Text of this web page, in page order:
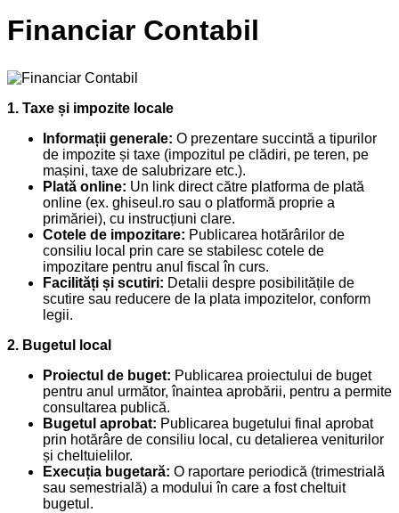
Financiar Contabil
1. Taxe și impozite locale
Informații generale: O prezentare succintă a tipurilor
de impozite și taxe (impozitul pe clădiri, pe teren, pe
mașini, taxe de salubrizare etc.).
Plată online: Un link direct către platforma de plată
online (ex. ghiseul.ro sau o platformă proprie a
primăriei), cu instrucțiuni clare.
Cotele de impozitare: Publicarea hotărârilor de
consiliu local prin care se stabilesc cotele de
impozitare pentru anul fiscal în curs.
Facilități și scutiri: Detalii despre posibilitățile de
scutire sau reducere de la plata impozitelor, conform
legii.
2. Bugetul local
Proiectul de buget: Publicarea proiectului de buget
pentru anul următor, înaintea aprobării, pentru a permite
consultarea publică.
Bugetul aprobat: Publicarea bugetului final aprobat
prin hotărâre de consiliu local, cu detalierea veniturilor
și cheltuielilor.
Execuția bugetară: O raportare periodică (trimestrială
sau semestrială) a modului în care a fost cheltuit
bugetul.